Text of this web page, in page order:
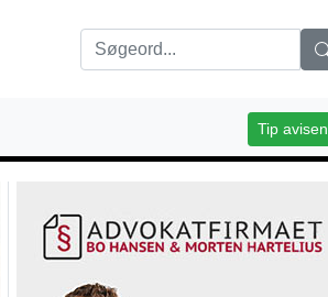
Tip avisen